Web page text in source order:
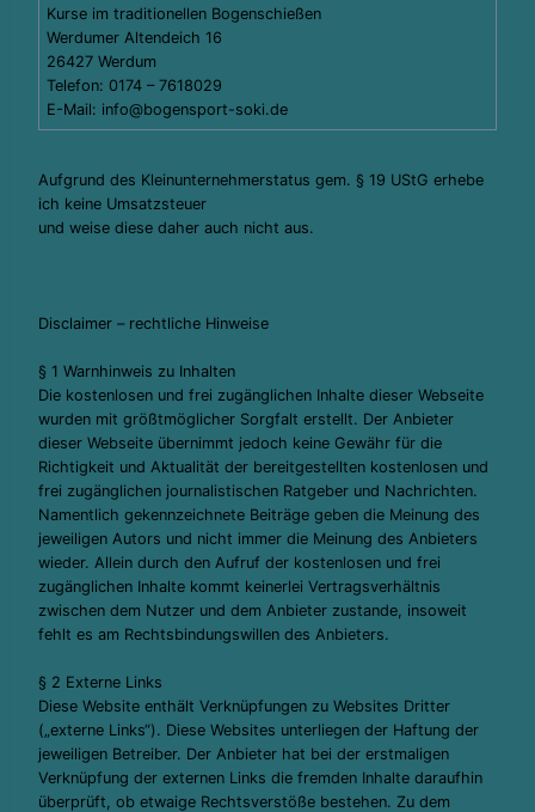
Kurse im traditionellen Bogenschießen
Werdumer Altendeich 16
26427 Werdum
Telefon: 0174 – 7618029
E-Mail: info@bogensport-soki.de
Aufgrund des Kleinunternehmerstatus gem. § 19 UStG erhebe
ich keine Umsatzsteuer
und weise diese daher auch nicht aus.
Disclaimer – rechtliche Hinweise
§ 1 Warnhinweis zu Inhalten
Die kostenlosen und frei zugänglichen Inhalte dieser Webseite
wurden mit größtmöglicher Sorgfalt erstellt. Der Anbieter
dieser Webseite übernimmt jedoch keine Gewähr für die
Richtigkeit und Aktualität der bereitgestellten kostenlosen und
frei zugänglichen journalistischen Ratgeber und Nachrichten.
Namentlich gekennzeichnete Beiträge geben die Meinung des
jeweiligen Autors und nicht immer die Meinung des Anbieters
wieder. Allein durch den Aufruf der kostenlosen und frei
zugänglichen Inhalte kommt keinerlei Vertragsverhältnis
zwischen dem Nutzer und dem Anbieter zustande, insoweit
fehlt es am Rechtsbindungswillen des Anbieters.
§ 2 Externe Links
Diese Website enthält Verknüpfungen zu Websites Dritter
(„externe Links“). Diese Websites unterliegen der Haftung der
jeweiligen Betreiber. Der Anbieter hat bei der erstmaligen
Verknüpfung der externen Links die fremden Inhalte daraufhin
überprüft, ob etwaige Rechtsverstöße bestehen. Zu dem